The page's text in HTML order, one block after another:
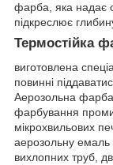
фарба, яка надає
підкреслює
Термостійка
виготовлена
повинні
Аерозольна
фарбування
мікрохвильових
аерозольну
вихлопних труб,